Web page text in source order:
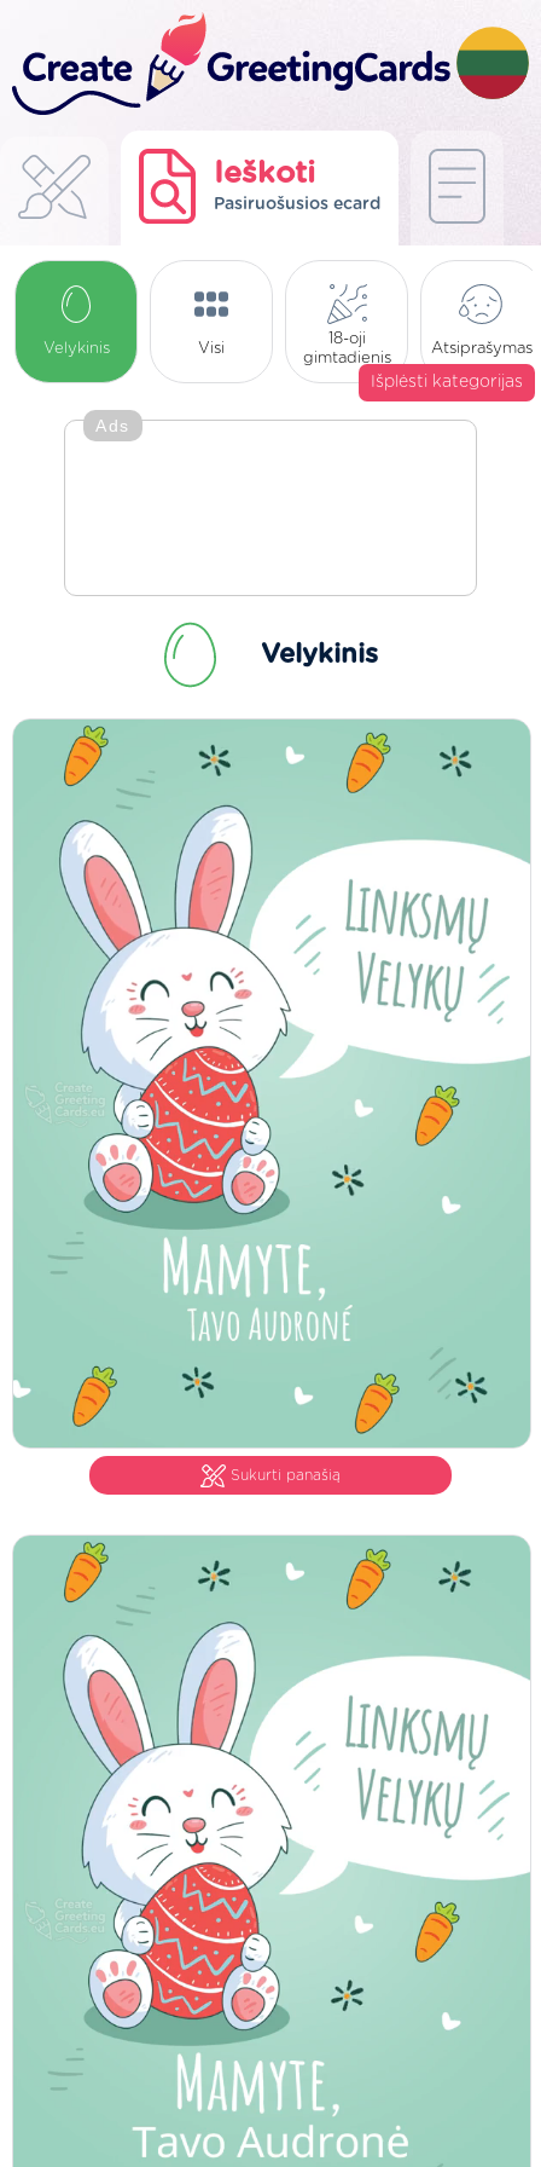
Ieškoti
Pasiruošusios ecard
Velykinis Visi
18-oji
gimtadienis
Atsiprašymas
Išplėsti kategorijas
Ads
Velykinis
Sukurti panašią